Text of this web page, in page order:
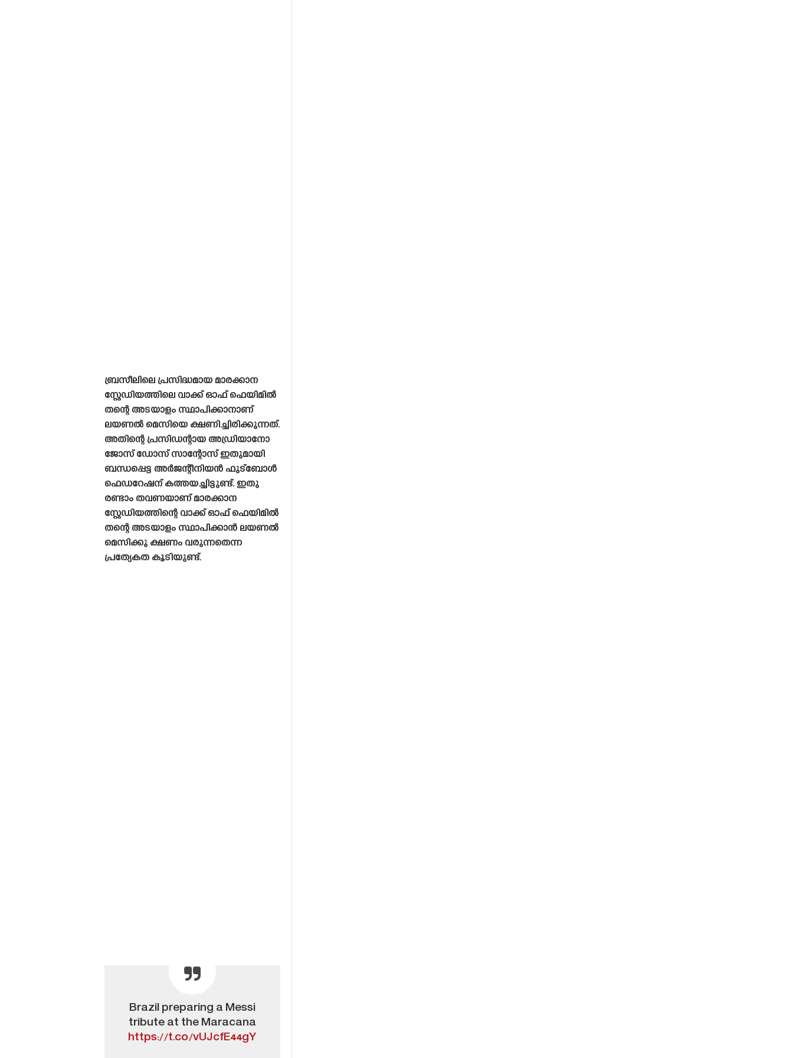
ബ്രസീലിലെ പ്രസിദ്ധമായ മാരക്കാന
സ്റ്റേഡിയത്തിലെ വാക്ക് ഓഫ് ഫെയിമിൽ
തന്റെ അടയാളം സ്ഥാപിക്കാനാണ്
ലയണൽ മെസിയെ ക്ഷണിച്ചിരിക്കുന്നത്.
അതിന്റെ പ്രസിഡന്റായ അഡ്രിയാനോ
ജോസ് ഡോസ് സാന്റോസ് ഇതുമായി
ബന്ധപ്പെട്ട അർജന്റീനിയൻ ഫുട്ബോൾ
ഫെഡറേഷന് കത്തയച്ചിട്ടുണ്ട്. ഇതു
രണ്ടാം തവണയാണ് മാരക്കാന
സ്റ്റേഡിയത്തിന്റെ വാക്ക് ഓഫ് ഫെയിമിൽ
തന്റെ അടയാളം സ്ഥാപിക്കാൻ ലയണൽ
മെസിക്കു ക്ഷണം വരുന്നതെന്ന
പ്രത്യേകത കൂടിയുണ്ട്.
Brazil preparing a Messi
tribute at the Maracana
https://t.co/vUJcfE44gY